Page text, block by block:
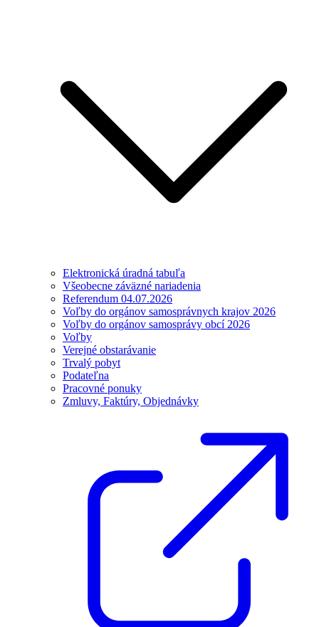
Elektronická úradná tabuľa
Všeobecne záväzné nariadenia
Referendum 04.07.2026
Voľby do orgánov samosprávnych krajov 2026
Voľby do orgánov samosprávy obcí 2026
Voľby
Verejné obstarávanie
Trvalý pobyt
Podateľna
Pracovné ponuky
Zmluvy, Faktúry, Objednávky